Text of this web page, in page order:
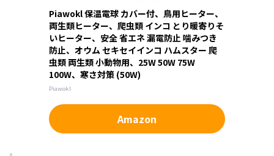
Piawokl 保温電球 カバー付、鳥用ヒーター、
両生類ヒーター、爬虫類 インコ とり暖寄りそ
いヒーター、安全 省エネ 漏電防止 噛みつき
防止、オウム セキセイインコ ハムスター 爬
虫類 両生類 小動物用、25W 50W 75W
100W、寒さ対策 (50W)
Piawokl
Amazon